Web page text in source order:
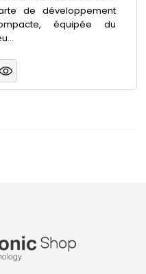
de développement
équipée du